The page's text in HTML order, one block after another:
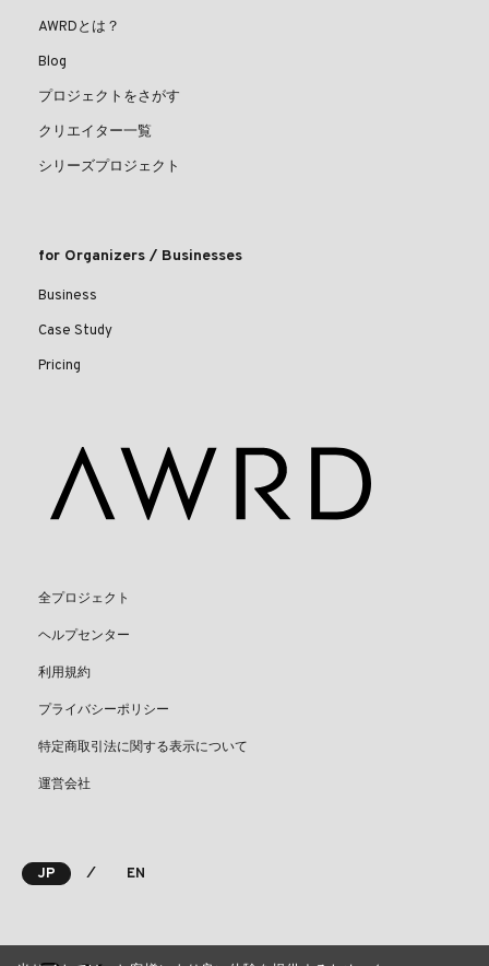
AWRDとは？
Blog
プロジェクトをさがす
クリエイター一覧
シリーズプロジェクト
for Organizers / Businesses
Business
Case Study
Pricing
全プロジェクト
ヘルプセンター
利用規約
プライバシーポリシー
特定商取引法に関する表示について
運営会社
JP ⁄ EN